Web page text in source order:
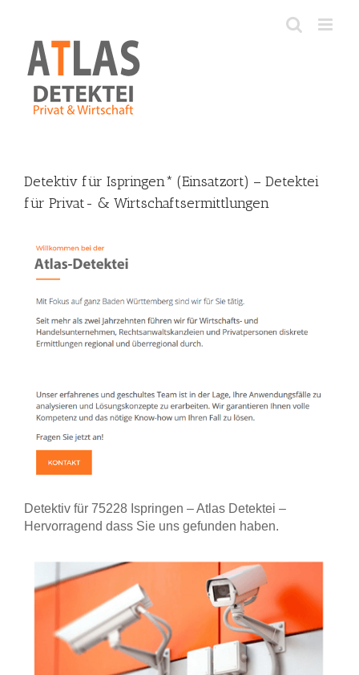
content
Detektiv für Ispringen* (Einsatzort) – Detektei
für Privat- & Wirtschaftsermittlungen
Detektiv für 75228 Ispringen – Atlas Detektei –
Hervorragend dass Sie uns gefunden haben.